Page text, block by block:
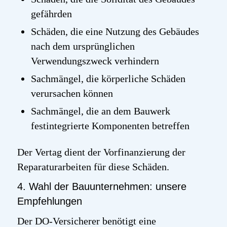
gefährden
Schäden, die eine Nutzung des Gebäudes
nach dem ursprünglichen
Verwendungszweck verhindern
Sachmängel, die körperliche Schäden
verursachen können
Sachmängel, die an dem Bauwerk
festintegrierte Komponenten betreffen
Der Vertag dient der Vorfinanzierung der
Reparaturarbeiten für diese Schäden.
4. Wahl der Bauunternehmen: unsere
Empfehlungen
Der DO-Versicherer benötigt eine